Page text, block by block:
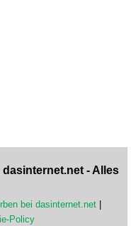
dasinternet.net - Alles
bei dasinternet.net
Policy